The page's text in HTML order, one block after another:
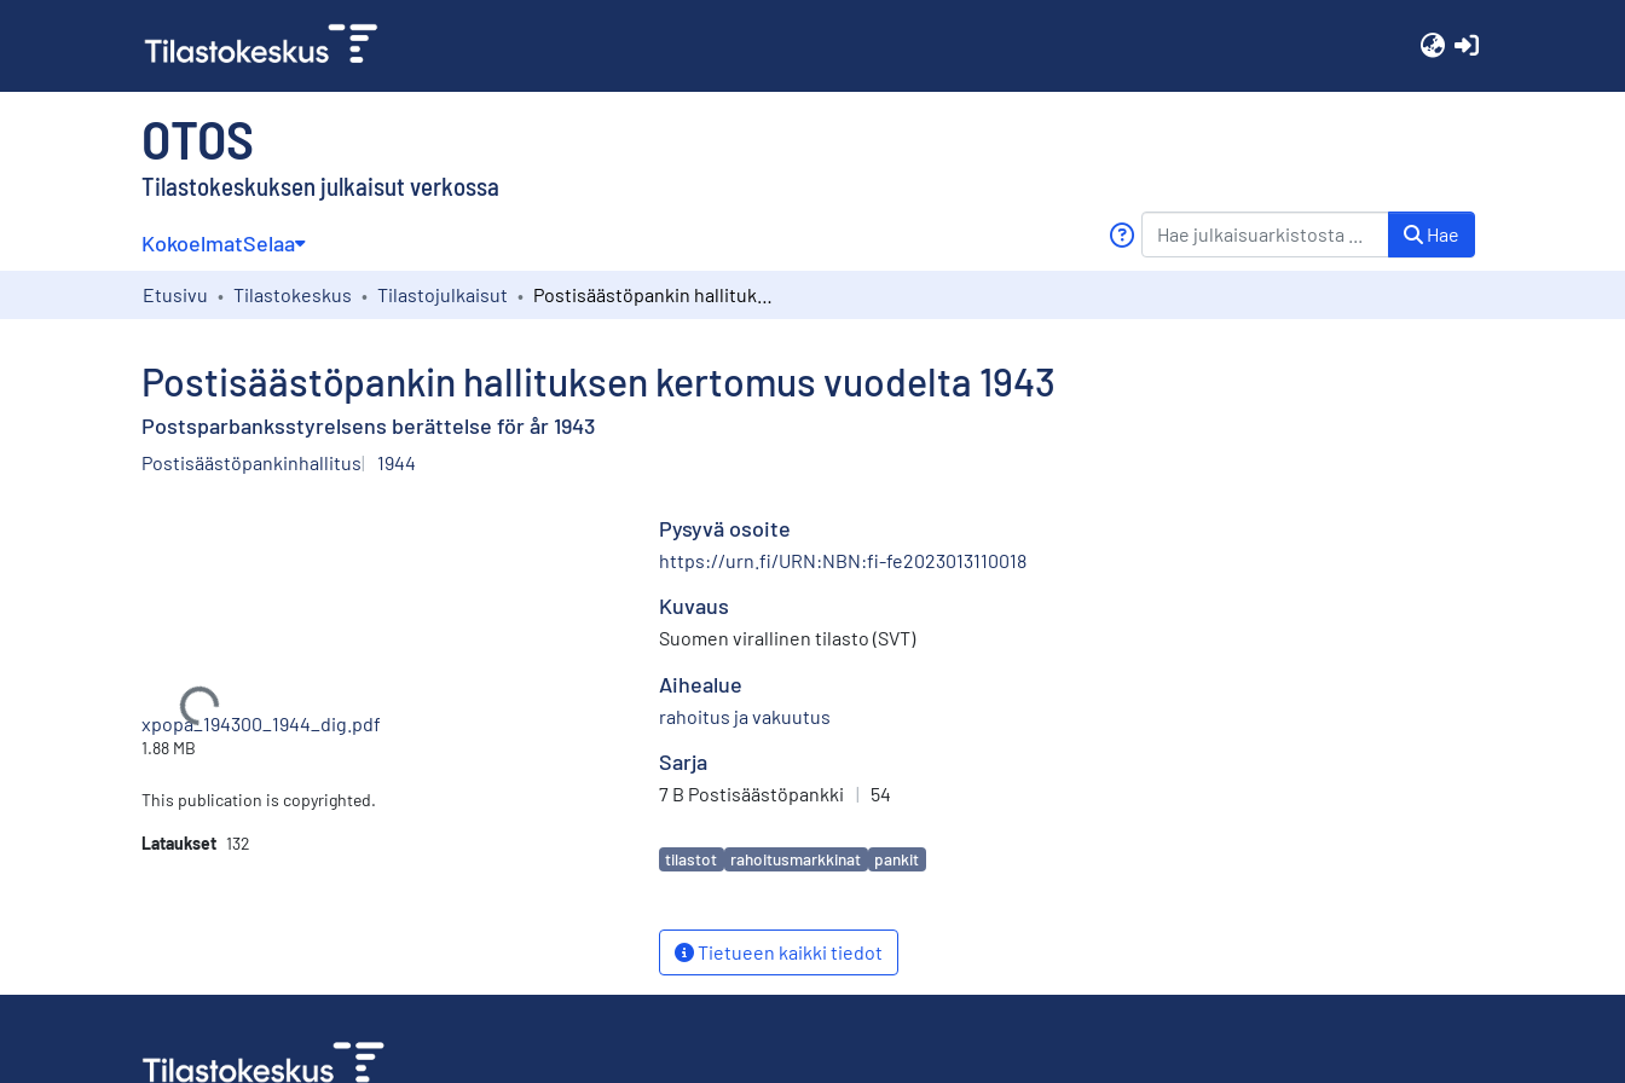
OTOS
Tilastokeskuksen julkaisut verkossa
KokoelmatSelaa Hae
Etusivu Tilastokeskus Tilastojulkaisut
Postisäästöpankin hallituksen kertomus vuodelta 1943
Postsparbanksstyrelsens berättelse för år 1943
Postisäästöpankinhallitus 1944
Ladataan...
xpopa_194300_1944_dig.pdf
1.88 MB
This publication is copyrighted.
Lataukset 132
Pysyvä osoite
https://urn.fi/URN:NBN:fi-fe2023013110018
Kuvaus
Suomen virallinen tilasto (SVT)
Aihealue
rahoitus ja vakuutus
Sarja
7 B Postisäästöpankki | 54
Avainsanat
tilastot rahoitusmarkkinat pankit
Tietueen kaikki tiedot